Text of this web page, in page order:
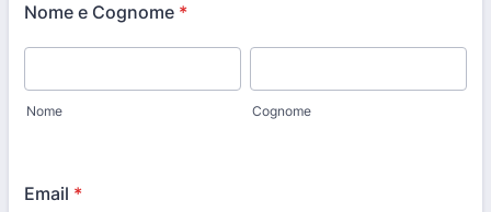
Nome e Cognome *
Nome Cognome
Email *